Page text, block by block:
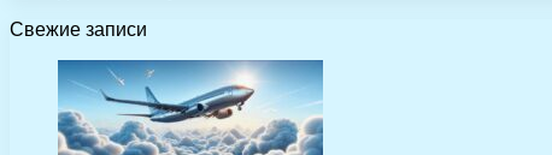
Свежие записи